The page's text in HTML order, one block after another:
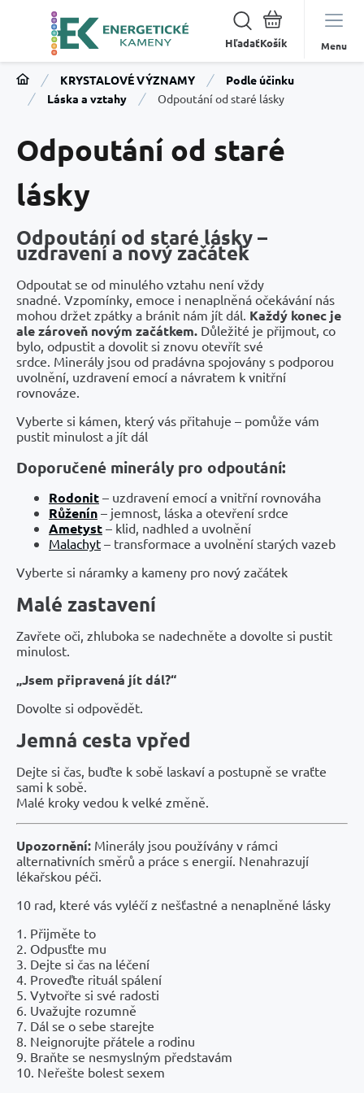
Hľadať Menu
KRYSTALOVÉ VÝZNAMY
Podle účinku
Láska a vztahy
Odpoutání od staré lásky
Odpoutání od staré
lásky
Odpoutání od staré lásky –
uzdravení a nový začátek
Odpoutat se od minulého vztahu není vždy
snadné. Vzpomínky, emoce i nenaplněná očekávání nás
mohou držet zpátky a bránit nám jít dál. Každý konec je
ale zároveň novým začátkem. Důležité je přijmout, co
bylo, odpustit a dovolit si znovu otevřít své
srdce. Minerály jsou od pradávna spojovány s podporou
uvolnění, uzdravení emocí a návratem k vnitřní
rovnováze.
Vyberte si kámen, který vás přitahuje – pomůže vám
pustit minulost a jít dál
Doporučené minerály pro odpoutání:
Rodonit – uzdravení emocí a vnitřní rovnováha
Růženín – jemnost, láska a otevření srdce
Ametyst – klid, nadhled a uvolnění
Malachyt – transformace a uvolnění starých vazeb
Vyberte si náramky a kameny pro nový začátek
Malé zastavení
Zavřete oči, zhluboka se nadechněte a dovolte si pustit
minulost.
„Jsem připravená jít dál?“
Dovolte si odpovědět.
Jemná cesta vpřed
Dejte si čas, buďte k sobě laskaví a postupně se vraťte
sami k sobě.
Malé kroky vedou k velké změně.
Upozornění: Minerály jsou používány v rámci
alternativních směrů a práce s energií. Nenahrazují
lékařskou péči.
10 rad, které vás vyléčí z nešťastné a nenaplněné lásky
1. Přijměte to
2. Odpusťte mu
3. Dejte si čas na léčení
4. Proveďte rituál spálení
5. Vytvořte si své radosti
6. Uvažujte rozumně
7. Dál se o sebe starejte
8. Neignorujte přátele a rodinu
9. Braňte se nesmyslným představám
10. Neřešte bolest sexem